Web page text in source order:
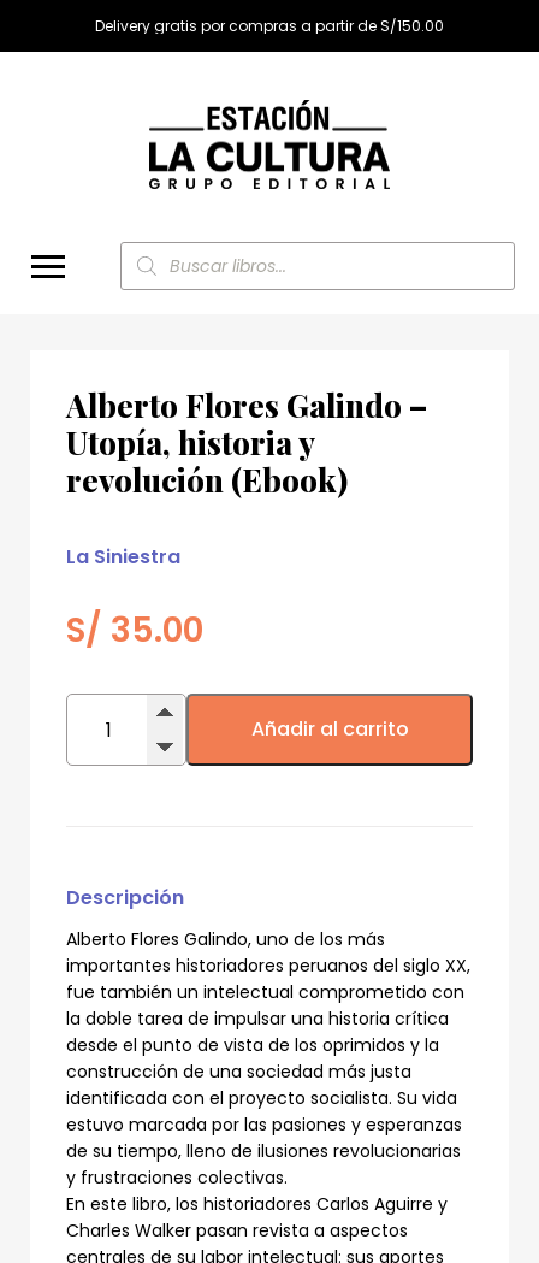
Delivery gratis por compras a partir de S/150.00
Búsqueda
de
productos
Alberto Flores Galindo –
Utopía, historia y
revolución (Ebook)
La Siniestra
S/ 35.00
Alberto
Flores
Galindo
–
cantidad
Añadir al carrito
Descripción
Alberto Flores Galindo, uno de los más
importantes historiadores peruanos del siglo XX,
fue también un intelectual comprometido con
la doble tarea de impulsar una historia crítica
desde el punto de vista de los oprimidos y la
construcción de una sociedad más justa
identificada con el proyecto socialista. Su vida
estuvo marcada por las pasiones y esperanzas
de su tiempo, lleno de ilusiones revolucionarias
y frustraciones colectivas.
En este libro, los historiadores Carlos Aguirre y
Charles Walker pasan revista a aspectos
centrales de su labor intelectual: sus aportes